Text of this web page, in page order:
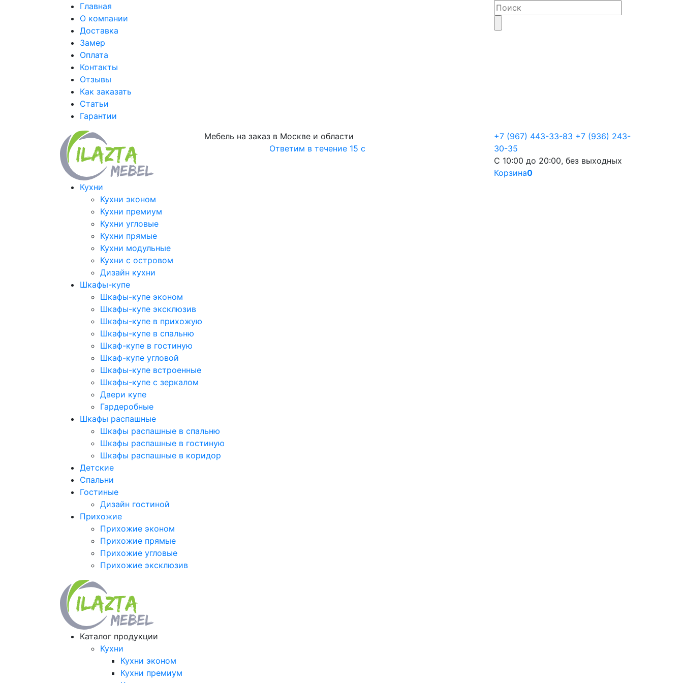
Главная
О компании
Доставка
Замер
Оплата
Контакты
Отзывы
Как заказать
Статьи
Гарантии
Мебель на заказ в Москве и области
Ответим в течение 15 с
+7 (967) 443-33-83 +7 (936) 243-
30-35
С 10:00 до 20:00, без выходных
Корзина0
Кухни
Кухни эконом
Кухни премиум
Кухни угловые
Кухни прямые
Кухни модульные
Кухни с островом
Дизайн кухни
Шкафы-купе
Шкафы-купе эконом
Шкафы-купе эксклюзив
Шкафы-купе в прихожую
Шкафы-купе в спальню
Шкаф-купе в гостиную
Шкаф-купе угловой
Шкафы-купе встроенные
Шкафы-купе с зеркалом
Двери купе
Гардеробные
Шкафы распашные
Шкафы распашные в спальню
Шкафы распашные в гостиную
Шкафы распашные в коридор
Детские
Спальни
Гостиные
Дизайн гостиной
Прихожие
Прихожие эконом
Прихожие прямые
Прихожие угловые
Прихожие эксклюзив
Каталог продукции
Кухни
Кухни эконом
Кухни премиум